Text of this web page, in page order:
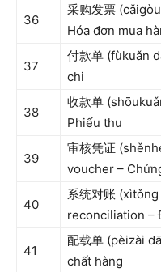
36
采购发票
Hóa đơn mua
37
付款单 (fùkuǎn
chi
38
收款单
Phiếu thu
39
审核凭证
voucher –
40
系统对账
reconciliation –
41
配载单 (pèizài
chất hàng